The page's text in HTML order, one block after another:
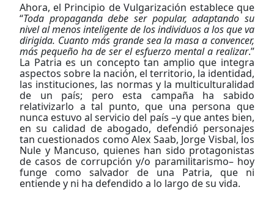
Ahora, el Principio de Vulgarización establece que
“Toda propaganda debe ser popular, adaptando su
nivel al menos inteligente de los individuos a los que va
dirigida. Cuanto más grande sea la masa a convencer,
más pequeño ha de ser el esfuerzo mental a realizar.”
La Patria es un concepto tan amplio que integra
aspectos sobre la nación, el territorio, la identidad,
las instituciones, las normas y la multiculturalidad
de un país; pero esta campaña ha sabido
relativizarlo a tal punto, que una persona que
nunca estuvo al servicio del país –y que antes bien,
en su calidad de abogado, defendió personajes
tan cuestionados como Alex Saab, Jorge Visbal, los
Nule y Mancuso, quienes han sido protagonistas
de casos de corrupción y/o paramilitarismo– hoy
funge como salvador de una Patria, que ni
entiende y ni ha defendido a lo largo de su vida.